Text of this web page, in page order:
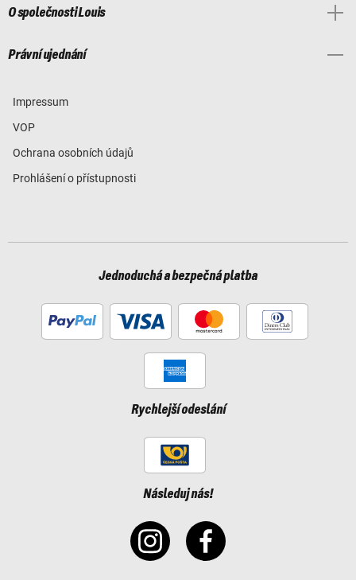
O společnosti Louis
Právní ujednání
Impressum
VOP
Ochrana osobních údajů
Prohlášení o přístupnosti
Jednoduchá a bezpečná platba
Rychlejší odeslání
Následuj nás!